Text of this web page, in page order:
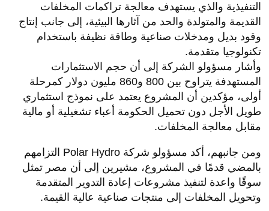
التنفيذية والذي يستهدف معالجة تراكمات المخلفات
القديمة والمتولدة والحد من آثارها البيئية، إلى جانب إنتاج
وقود بديل ومدخلات صناعية وطاقة نظيفة باستخدام
تكنولوجيا متقدمة.
وأشار مسؤولو الشركة إلى أن حجم الاستثمارات
المستهدفة يتراوح بين 800 و860 مليون دولار كمرحلة
أولى، مؤكدين أن المشروع يعتمد على نموذج استثماري
طويل الأجل دون تحميل الحكومة أعباء تشغيلية أو مالية
مقابل معالجة المخلفات.
ومن جانبهم، أكد مسؤولو شركة Polar Hydro التزامهم
بالمضي قدمًا في المشروع، مشيرين إلى أن مصر تمثل
سوقًا واعدة لتنفيذ مشروعات إعادة التدوير المتقدمة
وتحويل المخلفات إلى منتجات صناعية عالية القيمة.